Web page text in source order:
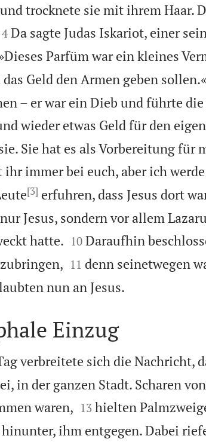
trocknete sie mit ihrem Haar.

4 Da sagte Judas Iskariot, einer
Parfüm war ein kleines
Geld den Armen geben sollen.«
– er war ein Dieb und führte die
wieder etwas Geld für den
Sie hat es als Vorbereitung für
immer bei euch, aber ich
[3] erfuhren, dass Jesus dort
Jesus, sondern vor allem
hatte.
10 Daraufhin

11 denn seinetwegen
nun an Jesus.
Einzug
verbreitete sich die Nachricht,
in der ganzen Stadt. Scharen
waren, 

13 hielten
ihm entgegen. Dabei